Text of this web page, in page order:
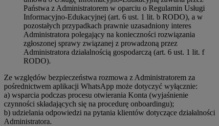
Państwa z Administratorem w oparciu o Regulamin Usługi
Informacyjno-Edukacyjnej (art. 6 ust. 1 lit. b RODO), a w
pozostałych przypadkach prawnie uzasadniony interes
Administratora polegający na konieczności rozwiązania
zgłoszonej sprawy związanej z prowadzoną przez
Administratora działalnością gospodarczą (art. 6 ust. 1 lit. f
RODO).
Ze względów bezpieczeństwa rozmowa z Administratorem za
pośrednictwem aplikacji WhatsApp może dotyczyć wyłącznie:
a) wsparcia podczas procesu otwierania Konta (wyjaśnienie
czynności składających się na procedurę onboardingu);
b) udzielania odpowiedzi na pytania klientów dotyczące działalności
Administratora.